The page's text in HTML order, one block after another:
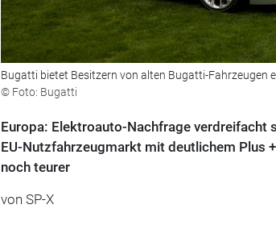
Bugatti bietet Besitzern von alten Bugatti-Fahrzeugen
© Foto: Bugatti
Europa: Elektroauto-Nachfrage verdreifacht
EU-Nutzfahrzeugmarkt mit deutlichem Plus
noch teurer
von SP-X